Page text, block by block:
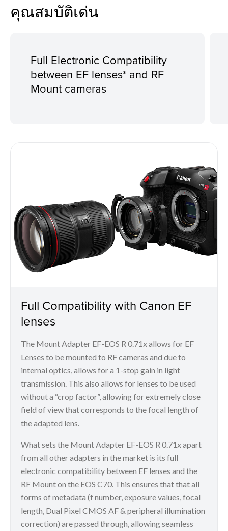
คุณสมบัติเด่น
Full Electronic Compatibility
between EF lenses* and RF
Mount cameras
Full Compatibility with Canon EF
lenses
The Mount Adapter EF-EOS R 0.71x allows for EF
Lenses to be mounted to RF cameras and due to
internal optics, allows for a 1-stop gain in light
transmission. This also allows for lenses to be used
without a “crop factor”, allowing for extremely close
field of view that corresponds to the focal length of
the adapted lens.
What sets the Mount Adapter EF-EOS R 0.71x apart
from all other adapters in the market is its full
electronic compatibility between EF lenses and the
RF Mount on the EOS C70. This ensures that that all
forms of metadata (f number, exposure values, focal
length, Dual Pixel CMOS AF & peripheral illumination
correction) are passed through, allowing seamless